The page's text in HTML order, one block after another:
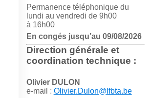
Permanence téléphonique du
lundi au vendredi de 9h00
à 16h00
En congés jusqu’au 09/08/2026
Direction générale et
coordination technique :
Olivier DULON
e-mail : Olivier.Dulon@lfbta.be